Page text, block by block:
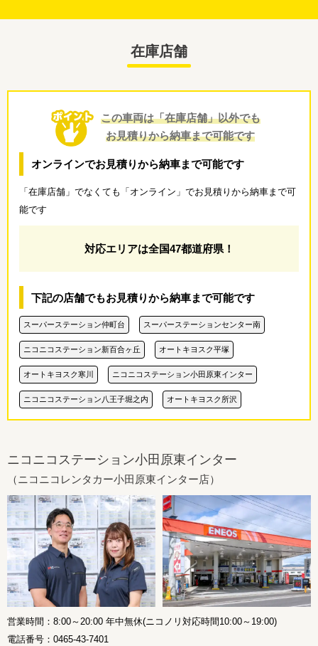
在庫店舗
この車両は「在庫店舗」以外でも
お見積りから納車まで可能です
オンラインでお見積りから納車まで可能です
「在庫店舗」でなくても「オンライン」でお見積りから納車まで可
能です
対応エリアは全国47都道府県！
下記の店舗でもお見積りから納車まで可能です
スーパーステーション仲町台 スーパーステーションセンター南
ニコニコステーション新百合ヶ丘 オートキヨスク平塚
オートキヨスク寒川 ニコニコステーション小田原東インター
ニコニコステーション八王子堀之内 オートキヨスク所沢
ニコニコステーション小田原東インター
（ニコニコレンタカー小田原東インター店）
営業時間：8:00～20:00 年中無休(ニコノリ対応時間10:00～19:00)
電話番号：0465-43-7401